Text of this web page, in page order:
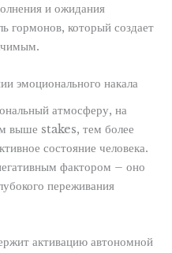
и ожидания
гормонов, который создает
эмоционального накала
атмосферу, на
выше stakes, тем более
состояние человека.
фактором – оно
переживания
активацию автономной